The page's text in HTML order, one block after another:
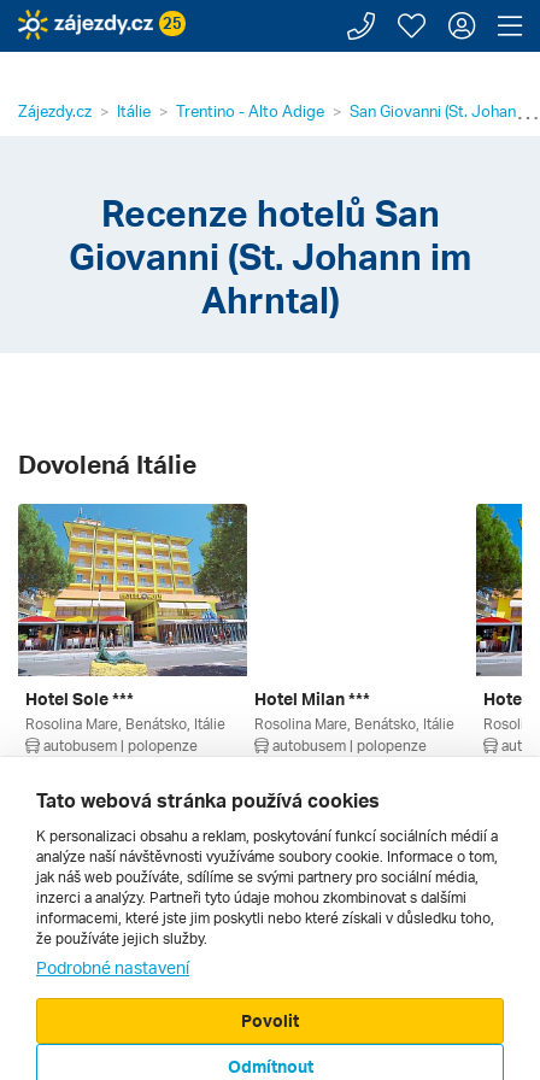
25 Zavolejte
Moje
⋯
Zájezdy.cz Itálie Trentino - Alto Adige San Giovanni (St. Johann
Recenze hotelů San
Giovanni (St. Johann im
Ahrntal)
Dovolená Itálie
Hotel Sole ***
Rosolina Mare, Benátsko, Itálie
autobusem | polopenze
10 360 Kč
Hotel Milan ***
Rosolina Mare, Benátsko, Itálie
autobusem | polopenze
20 390 Kč
Hotel
Všechny
Cestopisy
Tato webová stránka používá cookies
K personalizaci obsahu a reklam, poskytování funkcí sociálních médií a
analýze naší návštěvnosti využíváme soubory cookie. Informace o tom,
jak náš web používáte, sdílíme se svými partnery pro sociální média,
inzerci a analýzy. Partneři tyto údaje mohou zkombinovat s dalšími
informacemi, které jste jim poskytli nebo které získali v důsledku toho,
že používáte jejich služby.
Podrobné nastavení
Odmítnout
Povolit